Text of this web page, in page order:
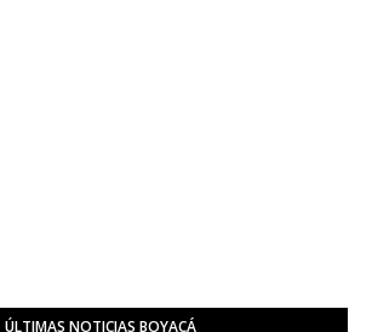
ÚLTIMAS NOTICIAS BOYACÁ